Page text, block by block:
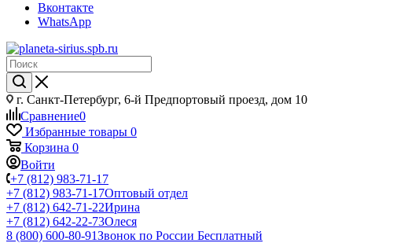
Вконтакте
WhatsApp
г. Санкт-Петербург, 6-й Предпортовый проезд, дом 10
Сравнение0
Избранные товары 0
Корзина 0
Войти
+7 (812) 983-71-17
+7 (812) 983-71-17Оптовый отдел
+7 (812) 642-71-22Ирина
+7 (812) 642-22-73Олеся
8 (800) 600-80-91Звонок по России Бесплатный